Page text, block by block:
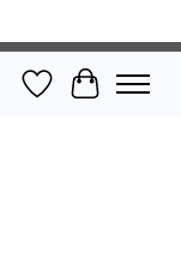
Liste dePanier